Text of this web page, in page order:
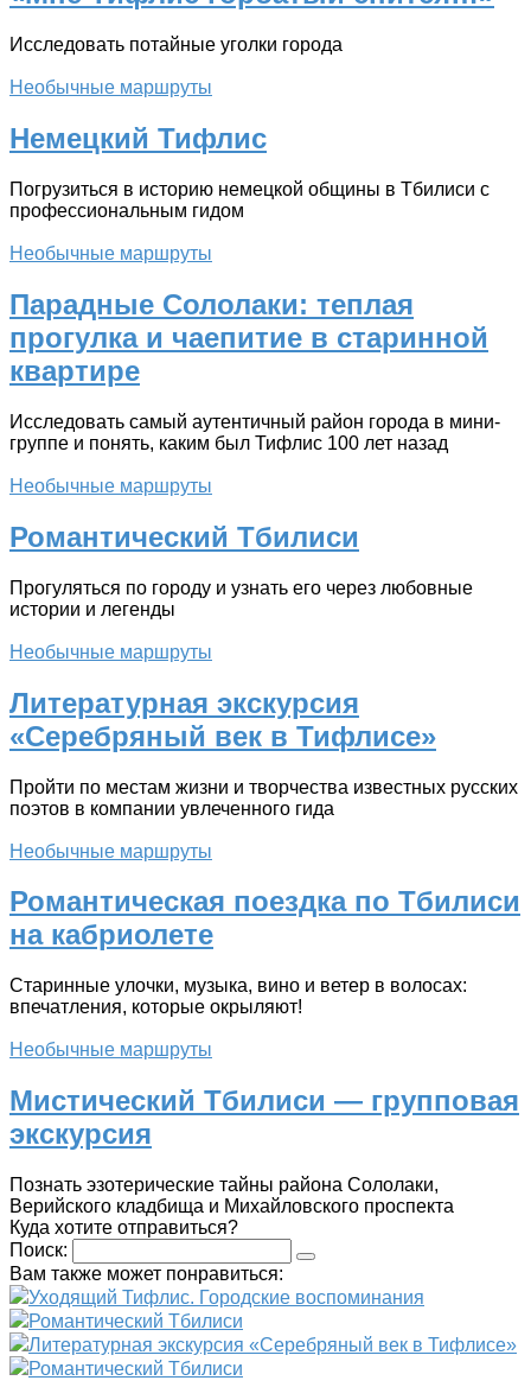
Исследовать потайные уголки города
Необычные маршруты
Немецкий Тифлис
Погрузиться в историю немецкой общины в Тбилиси с
профессиональным гидом
Необычные маршруты
Парадные Сололаки: теплая
прогулка и чаепитие в старинной
квартире
Исследовать самый аутентичный район города в мини-
группе и понять, каким был Тифлис 100 лет назад
Необычные маршруты
Романтический Тбилиси
Прогуляться по городу и узнать его через любовные
истории и легенды
Необычные маршруты
Литературная экскурсия
«Серебряный век в Тифлисе»
Пройти по местам жизни и творчества известных русских
поэтов в компании увлеченного гида
Необычные маршруты
Романтическая поездка по Тбилиси
на кабриолете
Старинные улочки, музыка, вино и ветер в волосах:
впечатления, которые окрыляют!
Необычные маршруты
Мистический Тбилиси — групповая
экскурсия
Познать эзотерические тайны района Сололаки,
Верийского кладбища и Михайловского проспекта
Куда хотите отправиться?
Поиск:
Вам также может понравиться:
Уходящий Тифлис. Городские воспоминания
Романтический Тбилиси
Литературная экскурсия «Серебряный век в Тифлисе»
Романтический Тбилиси